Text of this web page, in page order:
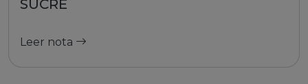
SUCRE
Leer nota